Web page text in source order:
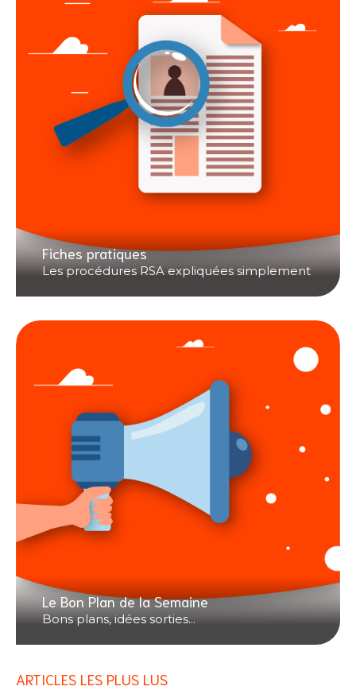
Fiches pratiques
Les procédures RSA expliquées simplement
Le Bon Plan de la Semaine
Bons plans, idées sorties...
ARTICLES LES PLUS LUS